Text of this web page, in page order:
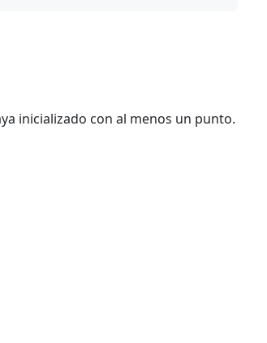
inicializado con al menos un punto.